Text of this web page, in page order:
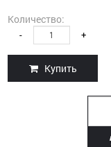
Количество:
- +
Купить